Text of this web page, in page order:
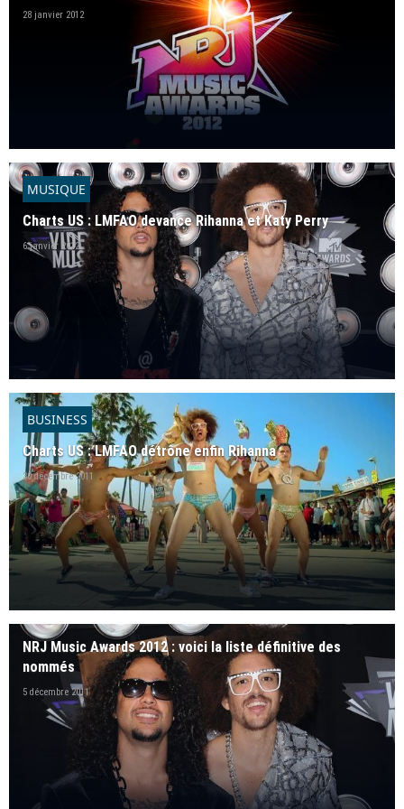
28 janvier 2012
MUSIQUE
Charts US : LMFAO devance Rihanna et Katy Perry
6 janvier 2012
BUSINESS
Charts US : LMFAO détrône enfin Rihanna
30 décembre 2011
NRJ Music Awards 2012 : voici la liste définitive des
nommés
5 décembre 2011